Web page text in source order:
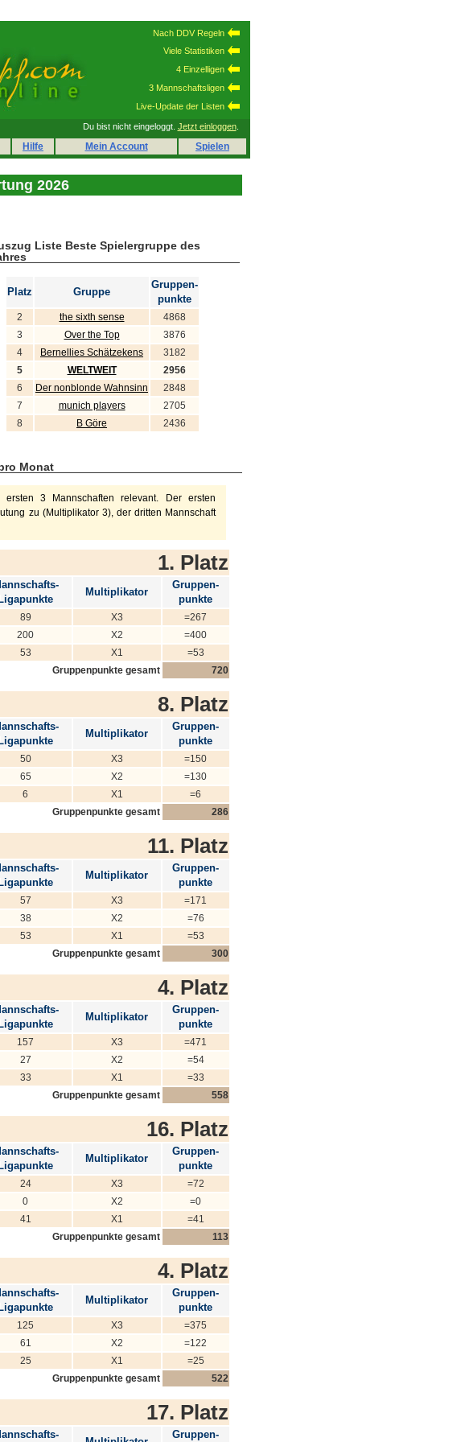
Nach DDV Regeln
Viele Statistiken
4 Einzelligen
3 Mannschaftsligen
Live-Update der Listen
Du bist nicht eingeloggt. Jetzt einloggen.
Hilfe Mein Account Spielen
2026
Liste Beste Spielergruppe des
Platz Gruppe
Gruppen-
punkte
2 the sixth sense
4868
3
Over the Top
3876
4
Bernellies Schätzekens
3182
5
WELTWEIT
2956
6
Der nonblonde Wahnsinn
2848
7
munich players
2705
8
B Göre 2436
Monat
3 Mannschaften relevant. Der ersten
zu (Multiplikator 3), der dritten Mannschaft
1. Platz
Ligapunkte
Multiplikator
Gruppen-
punkte
89 X3
=267
200 X2
=400
53 X1
=53
Gruppenpunkte gesamt
720
8. Platz
Ligapunkte
Multiplikator
Gruppen-
punkte
50 X3
=150
65 X2
=130
6 X1
=6
Gruppenpunkte gesamt
286
11. Platz
Ligapunkte
Multiplikator
Gruppen-
punkte
57 X3
=171
38 X2
=76
53 X1
=53
Gruppenpunkte gesamt
300
4. Platz
Ligapunkte
Multiplikator
Gruppen-
punkte
157 X3
=471
27 X2
=54
33 X1
=33
Gruppenpunkte gesamt
558
16. Platz
Ligapunkte
Multiplikator
Gruppen-
punkte
24 X3
=72
0 X2
=0
41 X1
=41
Gruppenpunkte gesamt
113
4. Platz
Ligapunkte
Multiplikator
Gruppen-
punkte
125 X3
=375
61 X2
=122
25 X1
=25
Gruppenpunkte gesamt
522
17. Platz
Gruppen-